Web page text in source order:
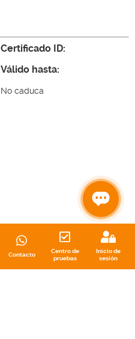
Certificado ID:
Válido hasta:
No caduca
Contacto
Centro de
pruebas
Inicio de
sesión